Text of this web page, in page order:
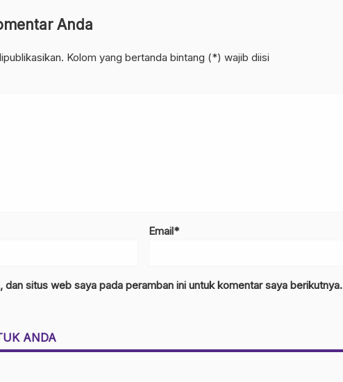
Anda
Kolom yang bertanda bintang (*) wajib diisi
Email*
dan situs web saya pada peramban ini untuk komentar saya berikutnya.
ANDA